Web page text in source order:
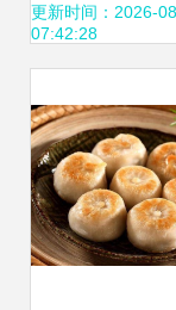
产业 美食
更新时间：2026-
07:42:28